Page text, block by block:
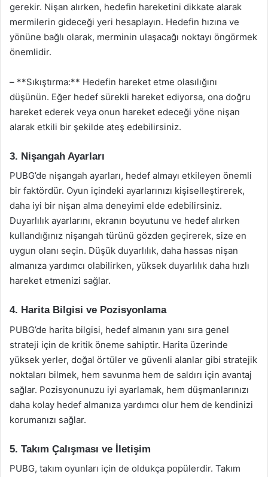
gerekir. Nişan alırken, hedefin hareketini dikkate alarak
mermilerin gideceği yeri hesaplayın. Hedefin hızına ve
yönüne bağlı olarak, merminin ulaşacağı noktayı öngörmek
önemlidir.
– **Sıkıştırma:** Hedefin hareket etme olasılığını
düşünün. Eğer hedef sürekli hareket ediyorsa, ona doğru
hareket ederek veya onun hareket edeceği yöne nişan
alarak etkili bir şekilde ateş edebilirsiniz.
3. Nişangah Ayarları
PUBG’de nişangah ayarları, hedef almayı etkileyen önemli
bir faktördür. Oyun içindeki ayarlarınızı kişiselleştirerek,
daha iyi bir nişan alma deneyimi elde edebilirsiniz.
Duyarlılık ayarlarını, ekranın boyutunu ve hedef alırken
kullandığınız nişangah türünü gözden geçirerek, size en
uygun olanı seçin. Düşük duyarlılık, daha hassas nişan
almanıza yardımcı olabilirken, yüksek duyarlılık daha hızlı
hareket etmenizi sağlar.
4. Harita Bilgisi ve Pozisyonlama
PUBG’de harita bilgisi, hedef almanın yanı sıra genel
strateji için de kritik öneme sahiptir. Harita üzerinde
yüksek yerler, doğal örtüler ve güvenli alanlar gibi stratejik
noktaları bilmek, hem savunma hem de saldırı için avantaj
sağlar. Pozisyonunuzu iyi ayarlamak, hem düşmanlarınızı
daha kolay hedef almanıza yardımcı olur hem de kendinizi
korumanızı sağlar.
5. Takım Çalışması ve İletişim
PUBG, takım oyunları için de oldukça popülerdir. Takım